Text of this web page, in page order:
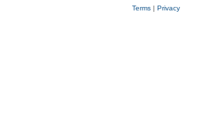
Privacy
|
Terms